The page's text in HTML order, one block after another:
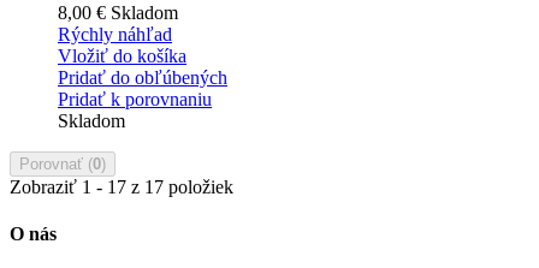
8,00 € Skladom
Rýchly náhľad
Vložiť do košíka
Pridať do obľúbených
Pridať k porovnaniu
Skladom
Porovnať (0)
Zobraziť 1 - 17 z 17 položiek
O nás